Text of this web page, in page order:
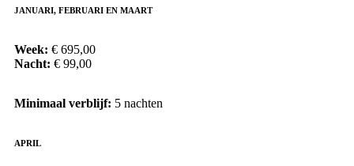
JANUARI, FEBRUARI EN MAART
Week: € 695,00
Nacht: € 99,00
Minimaal verblijf: 5 nachten
APRIL